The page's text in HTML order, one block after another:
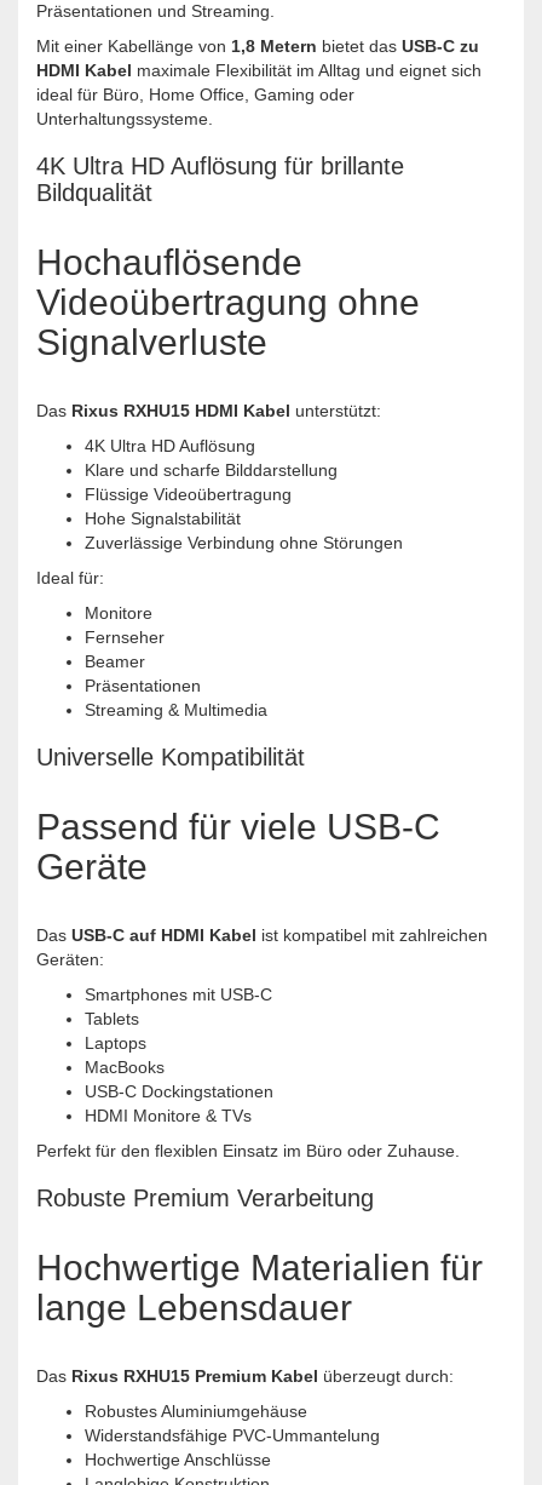
Präsentationen und Streaming.
Mit einer Kabellänge von 1,8 Metern bietet das USB-C zu
HDMI Kabel maximale Flexibilität im Alltag und eignet sich
ideal für Büro, Home Office, Gaming oder
Unterhaltungssysteme.
4K Ultra HD Auflösung für brillante
Bildqualität
Hochauflösende
Videoübertragung ohne
Signalverluste
Das Rixus RXHU15 HDMI Kabel unterstützt:
4K Ultra HD Auflösung
Klare und scharfe Bilddarstellung
Flüssige Videoübertragung
Hohe Signalstabilität
Zuverlässige Verbindung ohne Störungen
Ideal für:
Monitore
Fernseher
Beamer
Präsentationen
Streaming & Multimedia
Universelle Kompatibilität
Passend für viele USB-C
Geräte
Das USB-C auf HDMI Kabel ist kompatibel mit zahlreichen
Geräten:
Smartphones mit USB-C
Tablets
Laptops
MacBooks
USB-C Dockingstationen
HDMI Monitore & TVs
Perfekt für den flexiblen Einsatz im Büro oder Zuhause.
Robuste Premium Verarbeitung
Hochwertige Materialien für
lange Lebensdauer
Das Rixus RXHU15 Premium Kabel überzeugt durch:
Robustes Aluminiumgehäuse
Widerstandsfähige PVC-Ummantelung
Hochwertige Anschlüsse